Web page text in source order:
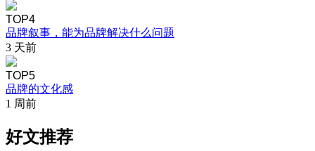
TOP4
品牌叙事，能为品牌解决什么问题
3 天前
TOP5
品牌的文化感
1 周前
好文推荐